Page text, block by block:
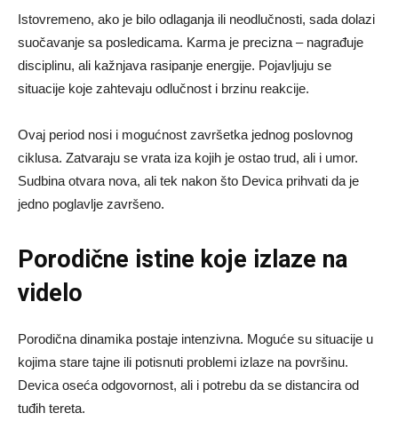
Istovremeno, ako je bilo odlaganja ili neodlučnosti, sada dolazi
suočavanje sa posledicama. Karma je precizna – nagrađuje
disciplinu, ali kažnjava rasipanje energije. Pojavljuju se
situacije koje zahtevaju odlučnost i brzinu reakcije.
Ovaj period nosi i mogućnost završetka jednog poslovnog
ciklusa. Zatvaraju se vrata iza kojih je ostao trud, ali i umor.
Sudbina otvara nova, ali tek nakon što Devica prihvati da je
jedno poglavlje završeno.
Porodične istine koje izlaze na
videlo
Porodična dinamika postaje intenzivna. Moguće su situacije u
kojima stare tajne ili potisnuti problemi izlaze na površinu.
Devica oseća odgovornost, ali i potrebu da se distancira od
tuđih tereta.